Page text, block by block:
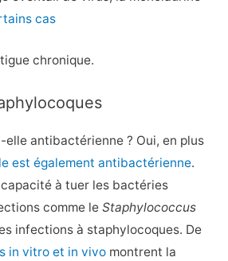
cas
chronique.
elle antibactérienne ? Oui, en plus
est également antibactérienne.
à tuer les bactéries
comme le Staphylococcus
infections à staphylocoques. De
in vitro et in vivomontrent la